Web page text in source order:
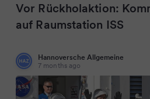
Vor Rückholaktion:
auf Raumstation ISS
Hannoversche Allgemeine
7 months ago